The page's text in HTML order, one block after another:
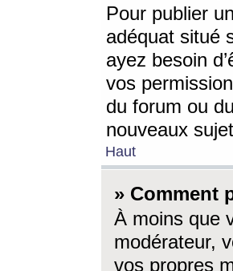
Pour publier
adéquat situé
ayez besoin
vos
du forum ou
nouveaux
Haut
» Comment
À moins que
modérateur,
vos propres